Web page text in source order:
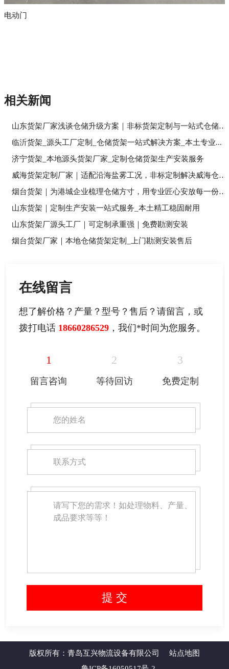
电动门
相关新闻
山东货架厂家浅谈仓储升级方案｜非标货架定制与一站式仓储落...
临沂货架_源头工厂定制_仓储货架一站式解决方案_本土专业...
济宁货架_本地源头货架厂家_定制仓储货架生产安装服务
威海货架定制厂家｜适配沿海盐雾工况，非标定制解决威海仓储...
烟台货架｜为港城企业梳理仓储方寸，用专业匠心安放每一份经...
山东货架｜定制生产安装一站式服务_本土精工稳固耐用
山东货架厂源头工厂｜可定制承重强｜免费勘测安装
烟台货架厂家｜本地仓储货架定制_上门勘测安装售后
在线留言
想了解价格？产量？型号？售后？请留言，或
拨打电话 18660286529 ，我们*时间为您服务。
1
留言咨询
2
等待回访
3
免费定制
版权所有：青岛互兴物流设备有限公司
站点地图